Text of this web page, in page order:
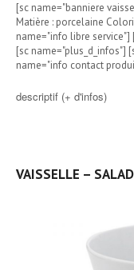
[sc name="banniere
Matière : porcelaine
name="info libre service"]
[sc name="plus_d_infos"]
name="info contact
descriptif (+ d'infos)
VAISSELLE –